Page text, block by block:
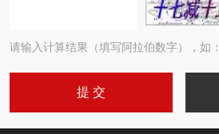
请输入计算结果（填写阿拉伯数字），如